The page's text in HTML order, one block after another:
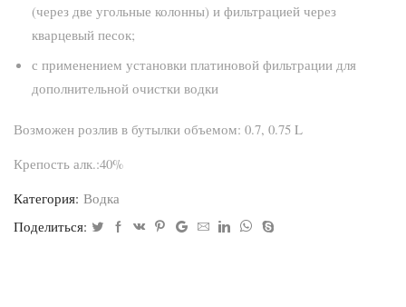
(через две угольные колонны) и фильтрацией через
кварцевый песок;
с применением установки платиновой фильтрации для
дополнительной очистки водки
Возможен розлив в бутылки объемом: 0.7, 0.75 L
Крепость алк.:40%
Категория: Водка
Поделиться: